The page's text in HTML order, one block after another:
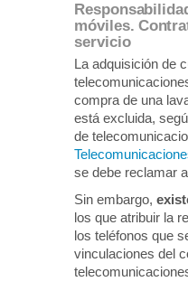
móviles.
servicio
La adquisición de
compra de una
está excluida,
de
se debe reclamar
Sin embargo,
los que atribuir la
los teléfonos que
vinculaciones del